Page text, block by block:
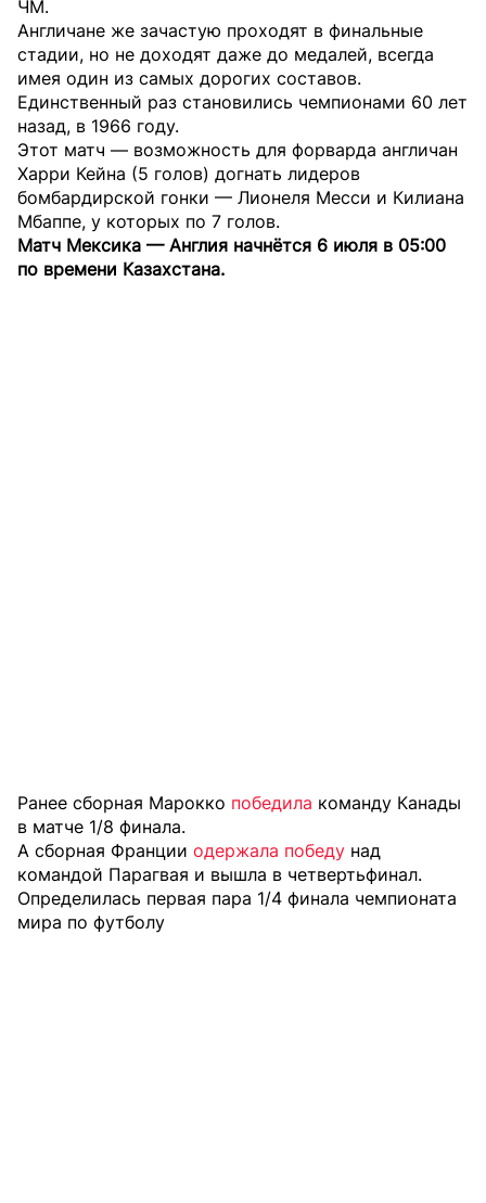
ЧМ.
Англичане же зачастую проходят в финальные
стадии, но не доходят даже до медалей, всегда
имея один из самых дорогих составов.
Единственный раз становились чемпионами 60 лет
назад, в 1966 году.
Этот матч — возможность для форварда англичан
Харри Кейна (5 голов) догнать лидеров
бомбардирской гонки — Лионеля Месси и Килиана
Мбаппе, у которых по 7 голов.
Матч Мексика — Англия начнётся 6 июля в 05:00
по времени Казахстана.
Ранее сборная Марокко победила команду Канады
в матче 1/8 финала.
А сборная Франции одержала победу над
командой Парагвая и вышла в четвертьфинал.
Определилась первая пара 1/4 финала чемпионата
мира по футболу